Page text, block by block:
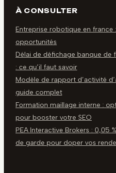
À CONSULTER
Entreprise robotique en france
opportunités
Délai de défichage banque de
: ce qu’il faut savoir
Modèle de rapport d’activité
guide complet
Formation maillage interne :
pour booster votre SEO
PEA Interactive Brokers : 0,05
de garde pour doper vos